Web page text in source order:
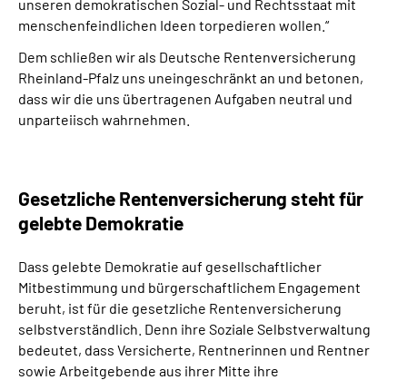
unseren demokratischen Sozial- und Rechtsstaat mit
menschenfeindlichen Ideen torpedieren wollen.“
Dem schließen wir als Deutsche Rentenversicherung
Rheinland-Pfalz uns uneingeschränkt an und betonen,
dass wir die uns übertragenen Aufgaben neutral und
unparteiisch wahrnehmen.
Gesetzliche Rentenversicherung steht für
gelebte Demokratie
Dass gelebte Demokratie auf gesellschaftlicher
Mitbestimmung und bürgerschaftlichem Engagement
beruht, ist für die gesetzliche Rentenversicherung
selbstverständlich. Denn ihre Soziale Selbstverwaltung
bedeutet, dass Versicherte, Rentnerinnen und Rentner
sowie Arbeitgebende aus ihrer Mitte ihre